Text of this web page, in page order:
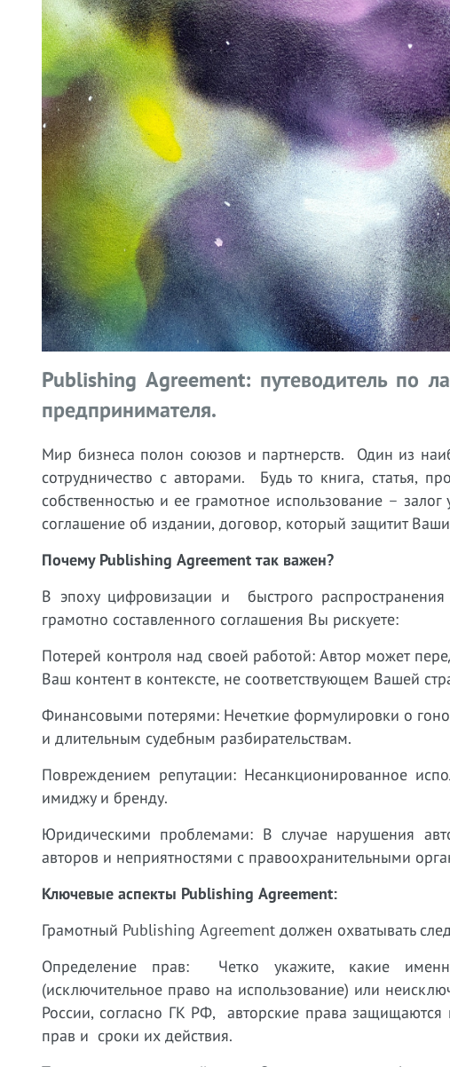
Publishing Agreement: путеводитель по
предпринимателя.
Мир бизнеса полон союзов и партнерств. Один из
сотрудничество с авторами. Будь то книга, статья,
собственностью и ее грамотное использование –
соглашение об издании, договор, который защитит
Почему Publishing Agreement так важен?
В эпоху цифровизации и быстрого
грамотно составленного соглашения Вы рискуете:
Потерей контроля над своей работой: Автор может
Ваш контент в контексте, не соответствующем Вашей
Финансовыми потерями: Нечеткие формулировки о
и длительным судебным разбирательствам.
Повреждением репутации: Несанкционированное
имиджу и бренду.
Юридическими проблемами: В случае нарушения
авторов и неприятностями с правоохранительными
Ключевые аспекты Publishing Agreement:
Грамотный Publishing Agreement должен охватывать
Определение прав: Четко укажите, какие
(исключительное право на использование) или
России, согласно ГК РФ, авторские права
прав и сроки их действия.